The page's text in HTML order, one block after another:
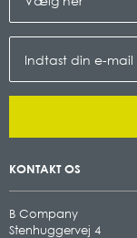
KONTAKT OS
B Company
Stenhuggervej 4